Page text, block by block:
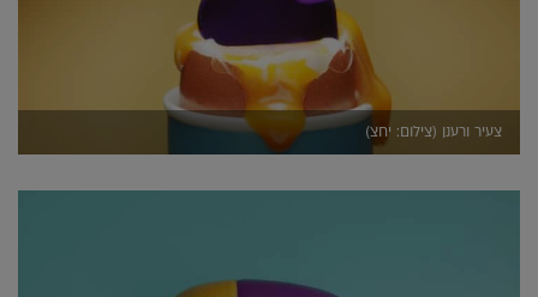
צעיר ורענן (צילום: יחצ)